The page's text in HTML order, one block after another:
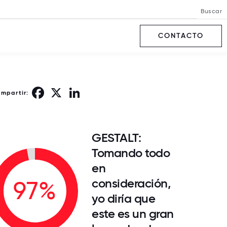
Buscar
CONTACTO
Facebook
97%
GESTALT:
Tomando todo
en
consideración,
yo diría que
este es un gran